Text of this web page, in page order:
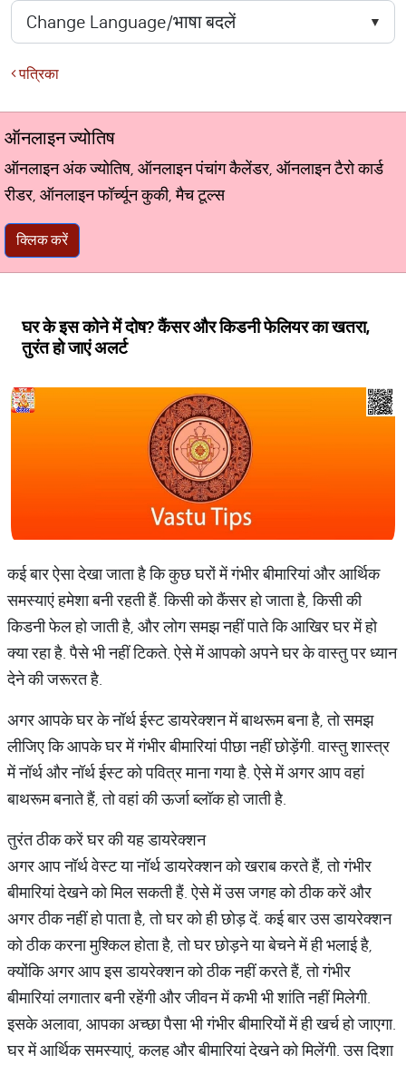
पत्रिका
ऑनलाइन ज्योतिष
ऑनलाइन अंक ज्योतिष, ऑनलाइन पंचांग कैलेंडर, ऑनलाइन टैरो कार्ड
रीडर, ऑनलाइन फॉर्च्यून कुकी, मैच टूल्स
क्लिक करें
घर के इस कोने में दोष? कैंसर और किडनी फेलियर का खतरा,
तुरंत हो जाएं अलर्ट
कई बार ऐसा देखा जाता है कि कुछ घरों में गंभीर बीमारियां और आर्थिक
समस्याएं हमेशा बनी रहती हैं. किसी को कैंसर हो जाता है, किसी की
किडनी फेल हो जाती है, और लोग समझ नहीं पाते कि आखिर घर में हो
क्या रहा है. पैसे भी नहीं टिकते. ऐसे में आपको अपने घर के वास्तु पर ध्यान
देने की जरूरत है.
अगर आपके घर के नॉर्थ ईस्ट डायरेक्शन में बाथरूम बना है, तो समझ
लीजिए कि आपके घर में गंभीर बीमारियां पीछा नहीं छोड़ेंगी. वास्तु शास्त्र
में नॉर्थ और नॉर्थ ईस्ट को पवित्र माना गया है. ऐसे में अगर आप वहां
बाथरूम बनाते हैं, तो वहां की ऊर्जा ब्लॉक हो जाती है.
तुरंत ठीक करें घर की यह डायरेक्शन
अगर आप नॉर्थ वेस्ट या नॉर्थ डायरेक्शन को खराब करते हैं, तो गंभीर
बीमारियां देखने को मिल सकती हैं. ऐसे में उस जगह को ठीक करें और
अगर ठीक नहीं हो पाता है, तो घर को ही छोड़ दें. कई बार उस डायरेक्शन
को ठीक करना मुश्किल होता है, तो घर छोड़ने या बेचने में ही भलाई है,
क्योंकि अगर आप इस डायरेक्शन को ठीक नहीं करते हैं, तो गंभीर
बीमारियां लगातार बनी रहेंगी और जीवन में कभी भी शांति नहीं मिलेगी.
इसके अलावा, आपका अच्छा पैसा भी गंभीर बीमारियों में ही खर्च हो जाएगा.
घर में आर्थिक समस्याएं, कलह और बीमारियां देखने को मिलेंगी. उस दिशा